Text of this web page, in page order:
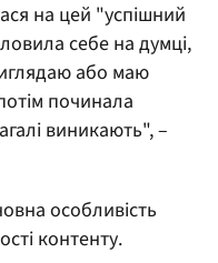
на цей "успішний
себе на думці,
або маю
починала
виникають", –
особливість
контенту.